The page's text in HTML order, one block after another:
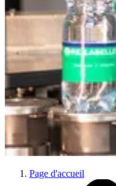
Page d'accueil